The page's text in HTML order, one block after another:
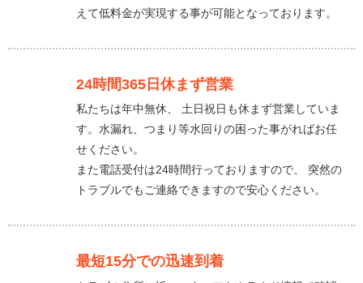
えて低料金が実現する事が可能となっております。
24時間365日休まず営業
私たちは年中無休、 土日祝日も休まず営業していま
す。水漏れ、つまり等水回りの困った事がればお任
せください。
また電話受付は24時間行っておりますので、 突然の
トラブルでもご連絡できますので安心ください。
最短15分での迅速到着